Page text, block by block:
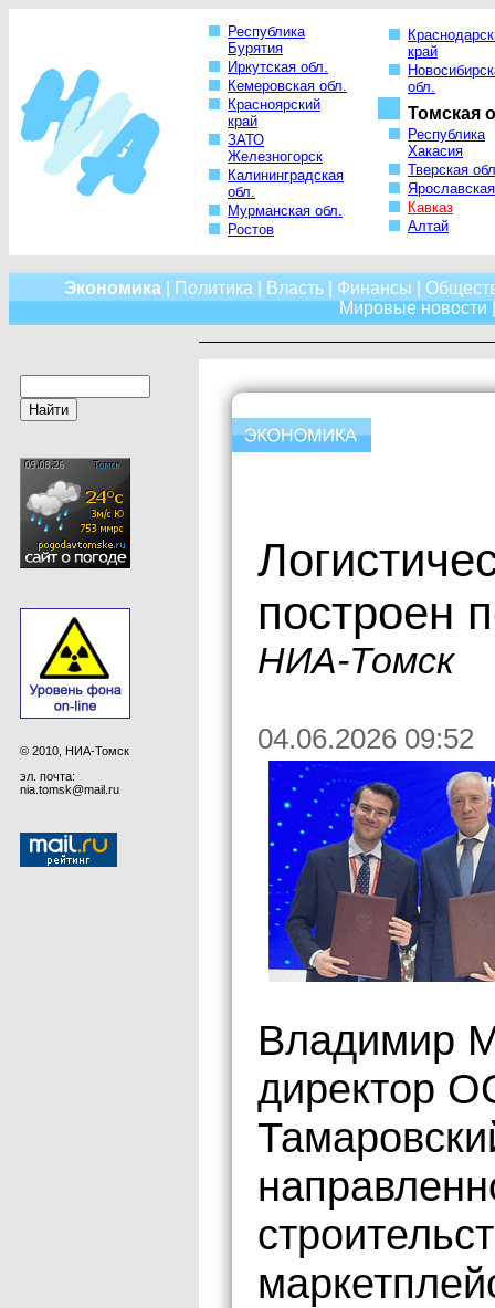
Республика
Бурятия
Иркутская обл.
Кемеровская обл.
Красноярский
край
ЗАТО
Железногорск
Калининградская
обл.
Мурманская обл.
Ростов
край
обл.
Томская
Республика
Хакасия
Тверская
Кавказ
Алтай
Экономика| Политика Власть| Финансы
Мировые новости
© 2010, НИА-Томск
эл. почта:
nia.tomsk@mail.ru
построен
НИА-Томск
04.06.2026 09:52
Владимир
директор